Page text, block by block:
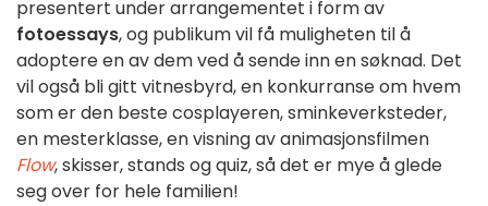
presentert under arrangementet i form av
fotoessays, og publikum vil få muligheten til å
adoptere en av dem ved å sende inn en søknad. Det
vil også bli gitt vitnesbyrd, en konkurranse om hvem
som er den beste cosplayeren, sminkeverksteder,
en mesterklasse, en visning av animasjonsfilmen
Flow, skisser, stands og quiz, så det er mye å glede
seg over for hele familien!